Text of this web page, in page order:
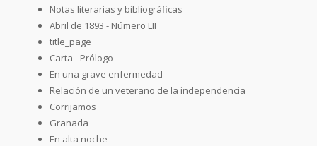
Notas literarias y bibliográficas
Abril de 1893 - Número LII
title_page
Carta - Prólogo
En una grave enfermedad
Relación de un veterano de la independencia
Corrijamos
Granada
En alta noche